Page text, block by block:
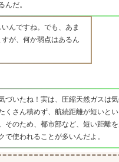
んだ。
んですね。でも、あま
が、何か弱点はあるん
づいたね！実は、圧縮天然ガスは
くさん積めず、航続距離が短いと
そのため、都市部など、短い距離
で使われることが多いんだよ。